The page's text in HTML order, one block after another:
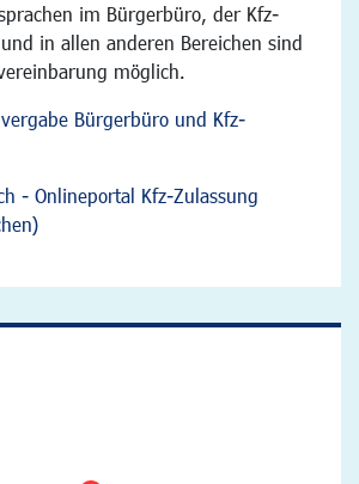
im Bürgerbüro, der Kfz-
in allen anderen Bereichen sind
möglich.
Bürgerbüro und Kfz-
- Onlineportal Kfz-Zulassung